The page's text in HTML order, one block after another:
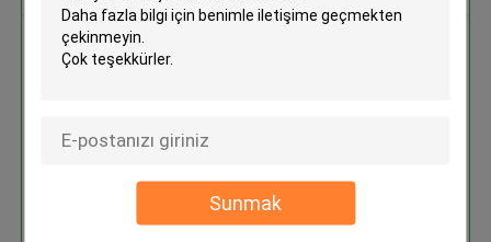
Sunmak
Devam et